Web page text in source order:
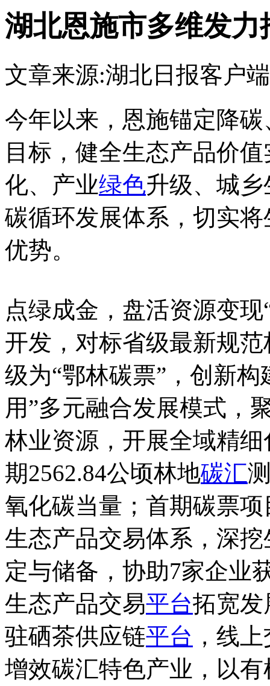
湖北恩施市多维发
文章来源:湖北日报客户端
今年以来，恩施锚定降
目标，健全生态产品价
化、产业绿色升级、城
碳循环发展体系，切实
优势。
点绿成金，盘活资源变
开发，对标省级最新规
级为“鄂林碳票”，创新构
用”多元融合发展模式，
林业资源，开展全域精
期2562.84公顷林地碳汇
氧化碳当量；首期碳票
生态产品交易体系，深
定与储备，协助7家企业
生态产品交易平台拓宽发
驻硒茶供应链平台 ，线
增效碳汇特色产业，以